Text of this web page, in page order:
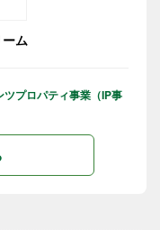
ム
プロパティ事業（IP事